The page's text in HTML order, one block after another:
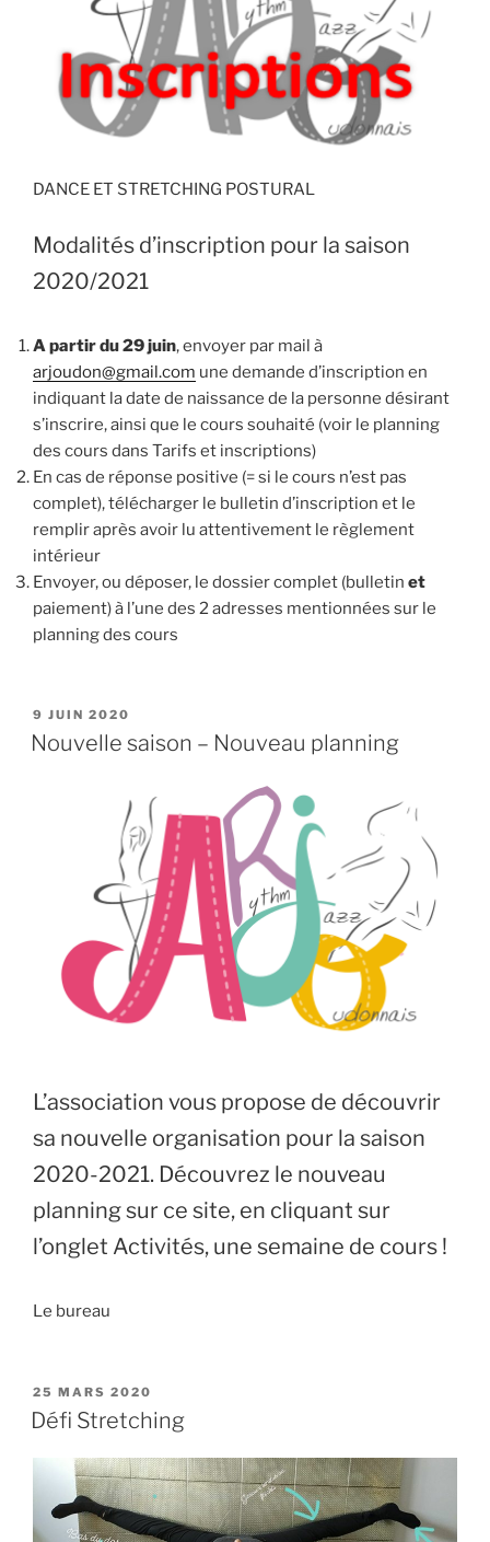
DANCE ET STRETCHING POSTURAL
Modalités d’inscription pour la saison
2020/2021
A partir du 29 juin, envoyer par mail à
arjoudon@gmail.com une demande d’inscription en
indiquant la date de naissance de la personne désirant
s’inscrire, ainsi que le cours souhaité (voir le planning
des cours dans Tarifs et inscriptions)
En cas de réponse positive (= si le cours n’est pas
complet), télécharger le bulletin d’inscription et le
remplir après avoir lu attentivement le règlement
intérieur
Envoyer, ou déposer, le dossier complet (bulletin et
paiement) à l’une des 2 adresses mentionnées sur le
planning des cours
PUBLIÉ
LE
9 JUIN 2020
Nouvelle saison – Nouveau planning
L’association vous propose de découvrir
sa nouvelle organisation pour la saison
2020-2021. Découvrez le nouveau
planning sur ce site, en cliquant sur
l’onglet Activités, une semaine de cours !
Le bureau
PUBLIÉ
LE
25 MARS 2020
Défi Stretching